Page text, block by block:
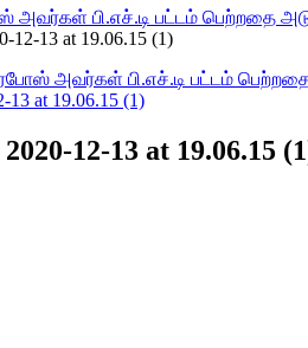
பி.எச்.டி பட்டம் பெற்றதை
12-13 at 19.06.15 (1)
அவர்கள் பி.எச்.டி பட்டம்
12-13 at 19.06.15